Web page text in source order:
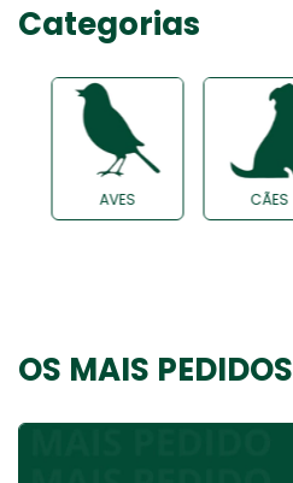
Categorias
AVES CÃES
OS MAIS PEDIDOS